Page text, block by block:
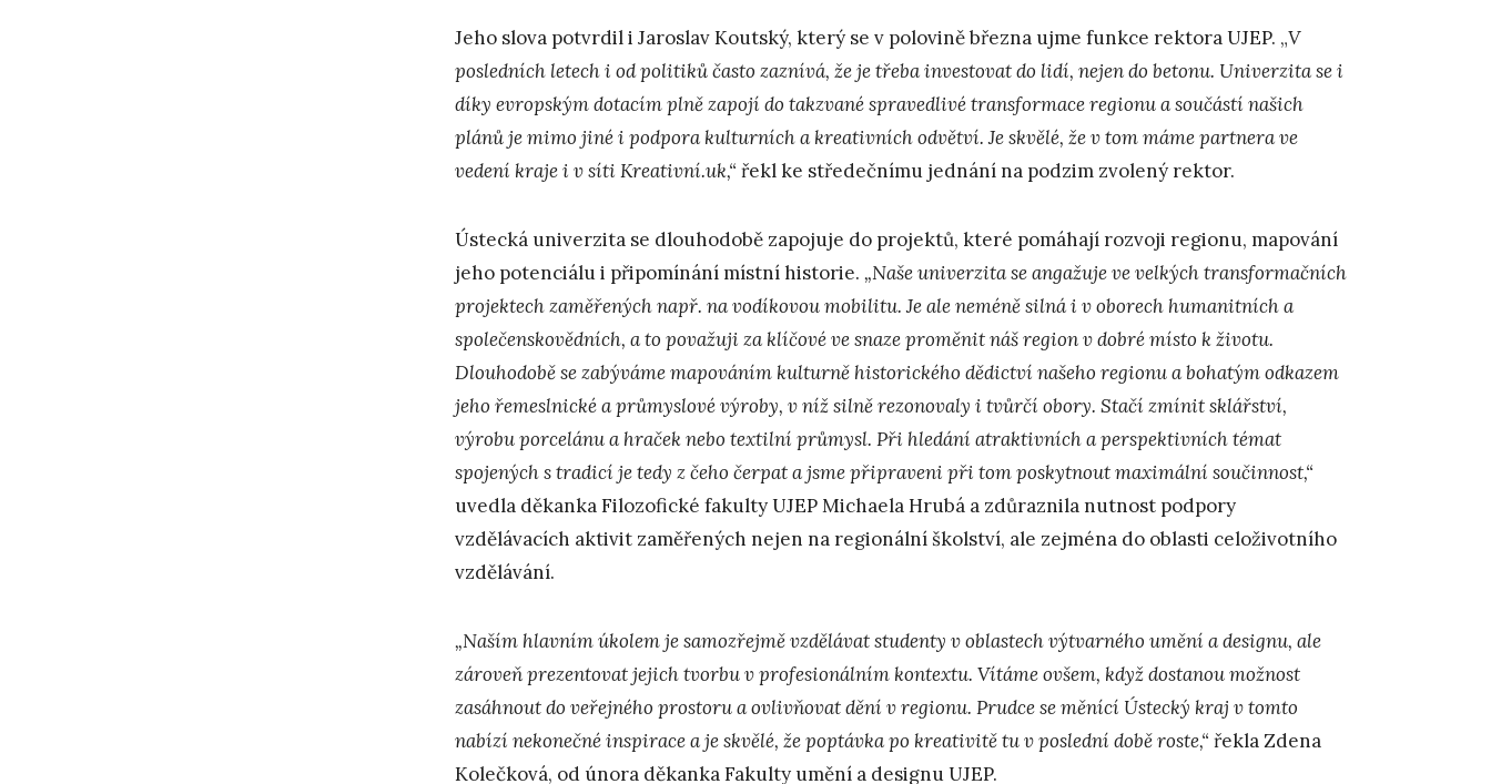
Jeho slova potvrdil i Jaroslav Koutský, který se v polovině března ujme funkce rektora UJEP. „V
posledních letech i od politiků často zaznívá, že je třeba investovat do lidí, nejen do betonu. Univerzita se i
díky evropským dotacím plně zapojí do takzvané spravedlivé transformace regionu a součástí našich
plánů je mimo jiné i podpora kulturních a kreativních odvětví. Je skvělé, že v tom máme partnera ve
vedení kraje i v síti Kreativní.uk,“ řekl ke středečnímu jednání na podzim zvolený rektor.
Ústecká univerzita se dlouhodobě zapojuje do projektů, které pomáhají rozvoji regionu, mapování
jeho potenciálu i připomínání místní historie. „Naše univerzita se angažuje ve velkých transformačních
projektech zaměřených např. na vodíkovou mobilitu. Je ale neméně silná i v oborech humanitních a
společenskovědních, a to považuji za klíčové ve snaze proměnit náš region v dobré místo k životu.
Dlouhodobě se zabýváme mapováním kulturně historického dědictví našeho regionu a bohatým odkazem
jeho řemeslnické a průmyslové výroby, v níž silně rezonovaly i tvůrčí obory. Stačí zmínit sklářství,
výrobu porcelánu a hraček nebo textilní průmysl. Při hledání atraktivních a perspektivních témat
spojených s tradicí je tedy z čeho čerpat a jsme připraveni při tom poskytnout maximální součinnost,“
uvedla děkanka Filozofické fakulty UJEP Michaela Hrubá a zdůraznila nutnost podpory
vzdělávacích aktivit zaměřených nejen na regionální školství, ale zejména do oblasti celoživotního
vzdělávání.
„Naším hlavním úkolem je samozřejmě vzdělávat studenty v oblastech výtvarného umění a designu, ale
zároveň prezentovat jejich tvorbu v profesionálním kontextu. Vítáme ovšem, když dostanou možnost
zasáhnout do veřejného prostoru a ovlivňovat dění v regionu. Prudce se měnící Ústecký kraj v tomto
nabízí nekonečné inspirace a je skvělé, že poptávka po kreativitě tu v poslední době roste,“ řekla Zdena
Kolečková, od února děkanka Fakulty umění a designu UJEP.